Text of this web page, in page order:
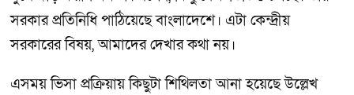
সরকার প্রতিনিধি পাঠিয়েছে বাংলাদেশে। এটা কেন্দ্রীয়
সরকারের বিষয়, আমাদের দেখার কথা নয়।
এসময় ভিসা প্রক্রিয়ায় কিছুটা শিথিলতা আনা হয়েছে উল্লেখ